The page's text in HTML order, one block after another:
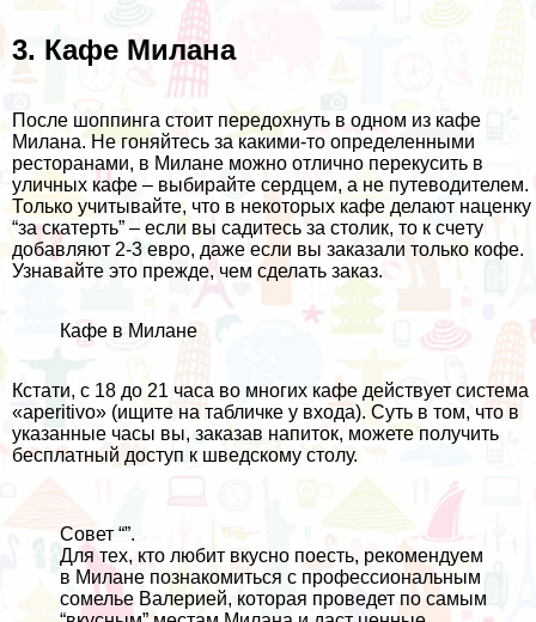
3. Кафе Милана
После шоппинга стоит передохнуть в одном из кафе
Милана. Не гоняйтесь за какими-то определенными
ресторанами, в Милане можно отлично перекусить в
уличных кафе – выбирайте сердцем, а не путеводителем.
Только учитывайте, что в некоторых кафе делают наценку
“за скатерть” – если вы садитесь за столик, то к счету
добавляют 2-3 евро, даже если вы заказали только кофе.
Узнавайте это прежде, чем сделать заказ.
Кафе в Милане
Кстати, с 18 до 21 часа во многих кафе действует система
«aperitivo» (ищите на табличке у входа). Суть в том, что в
указанные часы вы, заказав напиток, можете получить
бесплатный доступ к шведскому столу.
Совет “”.
Для тех, кто любит вкусно поесть, рекомендуем
в Милане познакомиться с профессиональным
сомелье Валерией, которая проведет по самым